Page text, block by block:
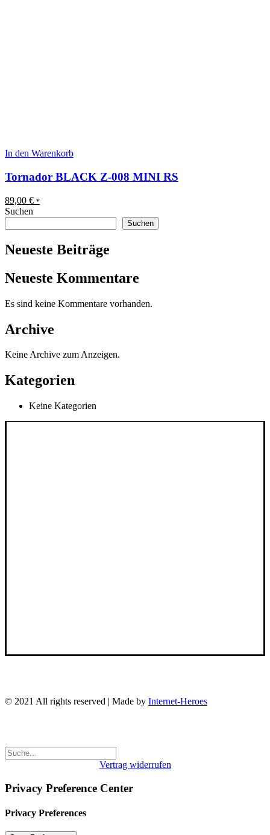
In den Warenkorb
Tornador BLACK Z-​008 MINI RS
89,00 € *
Suchen
Suchen
Neueste Beiträge
Neueste Kommentare
Es sind keine Kommentare vorhanden.
Archive
Keine Archive zum Anzeigen.
Kategorien
Keine Kategorien
© 2021 All rights reserved | Made by Internet-Heroes
Vertrag widerrufen
Privacy Preference Center
Privacy Preferences